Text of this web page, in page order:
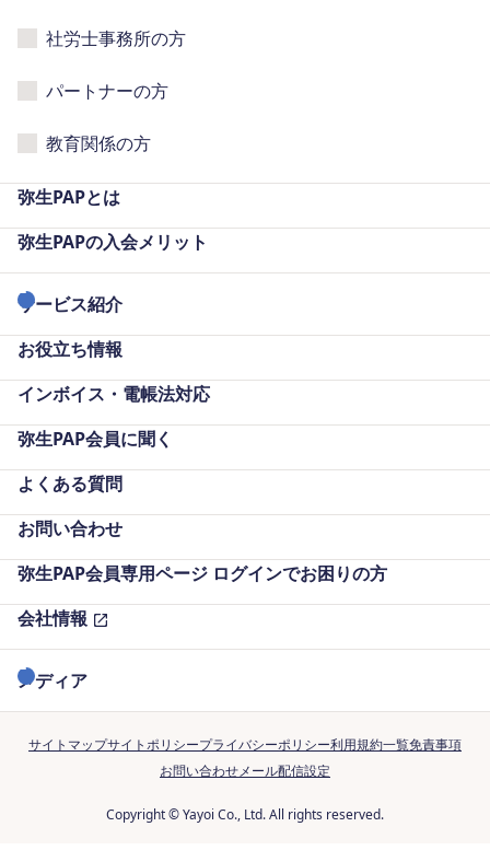
社労士事務所の方
パートナーの方
教育関係の方
弥生PAPとは
弥生PAPの入会メリット
サービス紹介
お役立ち情報
インボイス・電帳法対応
弥生PAP会員に聞く
よくある質問
お問い合わせ
弥生PAP会員専用ページ ログインでお困りの方
会社情報
メディア
サイトマップサイトポリシープライバシーポリシー利用規約一覧免責事項
お問い合わせメール配信設定
Copyright © Yayoi Co., Ltd. All rights reserved.